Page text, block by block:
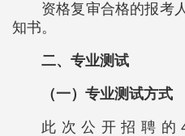
资格复审合格的报考
知书。
二、专业测试
（一）专业测试方式
此次公开招聘的